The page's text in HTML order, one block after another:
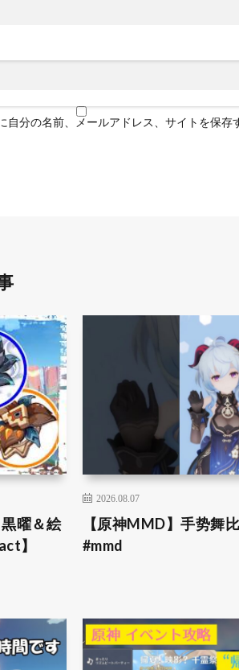
分の名前、メールアドレス、サイトを保存
曜＆絵
】
2026.08.07
【原神MMD】手势
#mmd